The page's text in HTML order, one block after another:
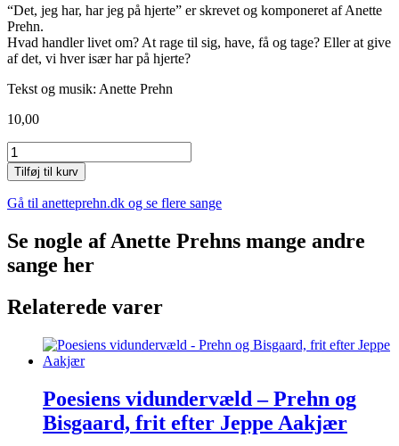
“Det, jeg har, har jeg på hjerte” er skrevet og komponeret af Anette
Prehn.
Hvad handler livet om? At rage til sig, have, få og tage? Eller at give
af det, vi hver især har på hjerte?
Tekst og musik: Anette Prehn
10,00
Det,
jeg
har,
har
jeg
hjerte
-
Prehn
Tilføj til kurv
Gå til anetteprehn.dk og se flere sange
Se nogle af Anette Prehns mange andre
sange her
Relaterede varer
Poesiens vidundervæld – Prehn og
Bisgaard, frit efter Jeppe Aakjær